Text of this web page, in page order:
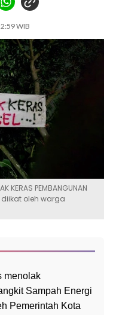
WIB
KERAS PEMBANGUNAN
diikat oleh warga
menolak
Sampah Energi
Pemerintah Kota